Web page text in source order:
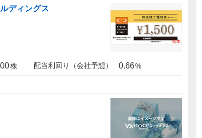
ディングス
株 配当利回り（会社予想） 0.66%